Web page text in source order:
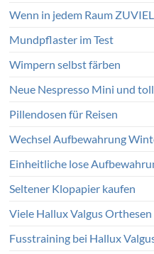
Wenn in jedem Raum
Mundpflaster im Test
Wimpern selbst färben
Neue Nespresso Mini und
Pillendosen für Reisen
Wechsel Aufbewahrung
Einheitliche lose
Seltener Klopapier kaufen
Viele Hallux Valgus Orthesen
Fusstraining bei Hallux